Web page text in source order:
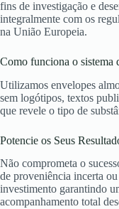
fins de investigação e
integralmente com os
na União Europeia.
Como funciona o sistema
Utilizamos envelopes
sem logótipos, textos
que revele o tipo de
Potencie os Seus
Não comprometa o
de proveniência incerta
investimento garantindo
acompanhamento total